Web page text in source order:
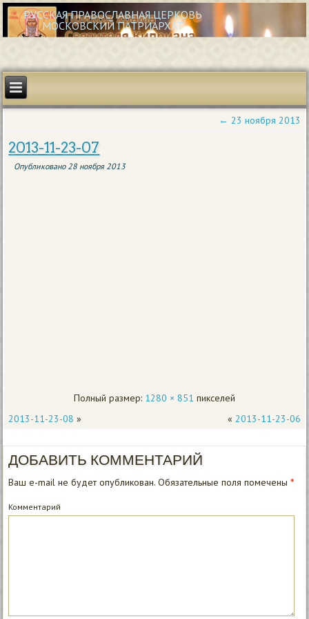
РУССКАЯ ПРАВОСЛАВНАЯ ЦЕРКОВЬ
МОСКОВСКИЙ ПАТРИАРХАТ
← 23 ноября 2013
2013-11-23-07
Опубликовано 28 ноября 2013
Полный размер: 1280 × 851 пикселей
2013-11-23-08 » « 2013-11-23-06
ДОБАВИТЬ КОММЕНТАРИЙ
Ваш e-mail не будет опубликован. Обязательные поля помечены*
Комментарий